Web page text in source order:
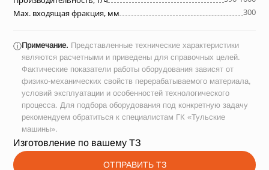
Max. входящая фракция, мм
300
ⓘПримечание. Представленные технические характеристики
являются расчетными и приведены для справочных целей.
Фактические показатели работы оборудования зависят от
физико-механических свойств перерабатываемого материала,
условий эксплуатации и особенностей технологического
процесса. Для подбора оборудования под конкретную задачу
рекомендуем обратиться к специалистам ГК «Тульские
машины».
Изготовление по вашему ТЗ
ОТПРАВИТЬ ТЗ